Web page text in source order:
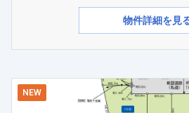
物件詳細を見
NEW